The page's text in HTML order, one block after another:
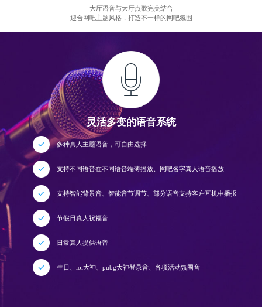
大厅语音与大厅点歌完美结合
迎合网吧主题风格，打造不一样的网吧氛围
灵活多变的语音系统
多种真人主题语音，可自由选择
支持不同语音在不同语音端薄播放、网吧名字真人语音播放
支持智能背景音、智能音节调节、部分语音支持客户耳机中播报
节假日真人祝福音
日常真人提供语音
生日、lol大神、pubg大神登录音、各项活动氛围音